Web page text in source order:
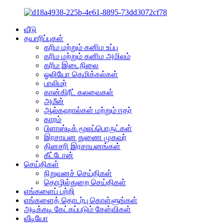
வீடு
தயாரிப்புகள்
கரிம மற்றும் கனிம உப்பு
கரிம மற்றும் கனிம அமிலம்
கரிம இடைநிலை
ஓலியோ கெமிக்கல்கள்
பாலிமர்
கான்கிரீட் கலவைகள்
அமீன்
ஆல்கஹால்கள் மற்றும் ஈதர்
காரம்
பிளாஸ்டிக் மூலப்பொருட்கள்
இரசாயன துணை முகவர்
தினசரி இரசாயனங்கள்
கீட்டோன்
செய்திகள்
நிறுவனச் செய்திகள்
தொழில்துறை செய்திகள்
எங்களைப் பற்றி
எங்களைத் தொடர்பு கொள்ளுங்கள்
அடிக்கடி கேட்கப்படும் கேள்விகள்
வீடியோ